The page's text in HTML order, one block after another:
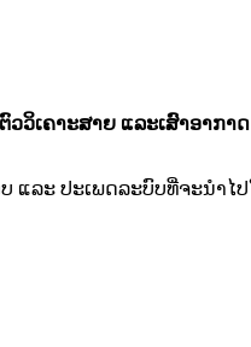
ຕົວວິເຄາະສາຍ ແລະເສົາອາກາດ
ແລະ ປະເພດລະບົບທີ່ຈະນໍາ